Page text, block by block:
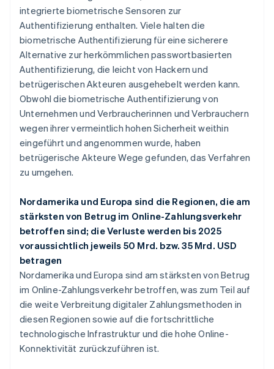
integrierte biometrische Sensoren zur
Authentifizierung enthalten. Viele halten die
biometrische Authentifizierung für eine sicherere
Alternative zur herkömmlichen passwortbasierten
Authentifizierung, die leicht von Hackern und
betrügerischen Akteuren ausgehebelt werden kann.
Obwohl die biometrische Authentifizierung von
Unternehmen und Verbraucherinnen und Verbrauchern
wegen ihrer vermeintlich hohen Sicherheit weithin
eingeführt und angenommen wurde, haben
betrügerische Akteure Wege gefunden, das Verfahren
zu umgehen.
Nordamerika und Europa sind die Regionen, die am
stärksten von Betrug im Online-Zahlungsverkehr
betroffen sind; die Verluste werden bis 2025
voraussichtlich jeweils 50 Mrd. bzw. 35 Mrd. USD
betragen
Nordamerika und Europa sind am stärksten von Betrug
im Online-Zahlungsverkehr betroffen, was zum Teil auf
die weite Verbreitung digitaler Zahlungsmethoden in
diesen Regionen sowie auf die fortschrittliche
technologische Infrastruktur und die hohe Online-
Konnektivität zurückzuführen ist.